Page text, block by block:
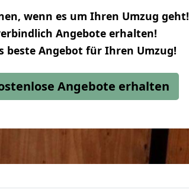
wenn es um Ihren Umzug geht!
Angebote erhalten!
beste Angebot für Ihren Umzug!
Angebote erhalten